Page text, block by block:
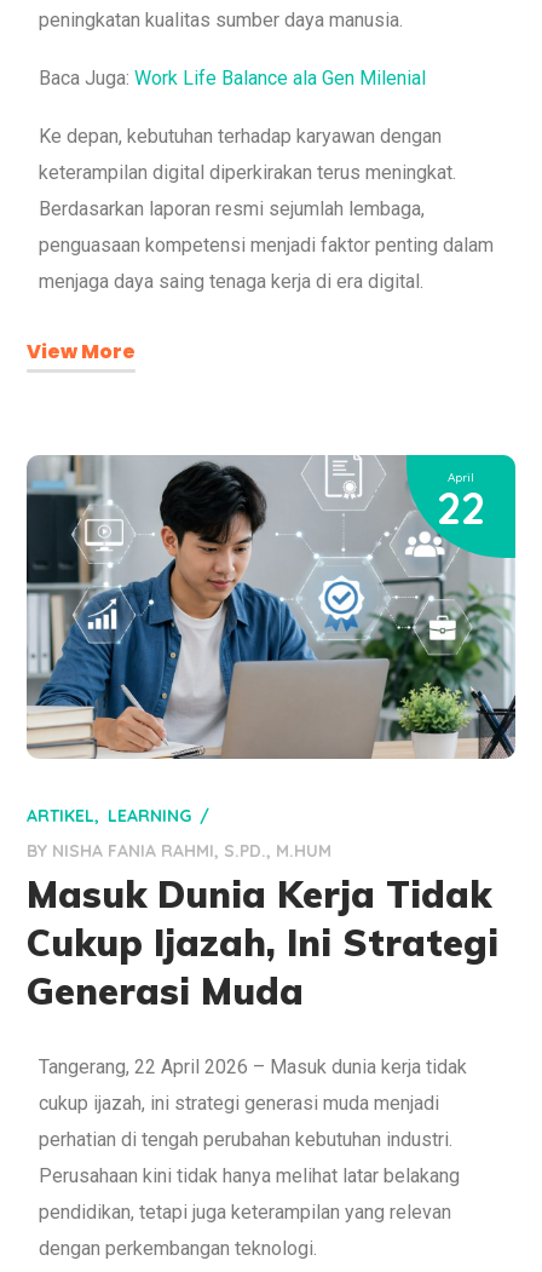
peningkatan kualitas sumber daya manusia.
Baca Juga:Work Life Balance ala Gen Milenial
Ke depan, kebutuhan terhadap karyawan dengan
keterampilan digital diperkirakan terus meningkat.
Berdasarkan laporan resmi sejumlah lembaga,
penguasaan kompetensi menjadi faktor penting dalam
menjaga daya saing tenaga kerja di era digital.
View More
April
22
ARTIKEL
LEARNING
BY NISHA FANIA RAHMI, S.PD., M.HUM
Masuk Dunia Kerja Tidak
Cukup Ijazah, Ini Strategi
Generasi Muda
Tangerang, 22 April 2026 – Masuk dunia kerja tidak
cukup ijazah, ini strategi generasi muda menjadi
perhatian di tengah perubahan kebutuhan industri.
Perusahaan kini tidak hanya melihat latar belakang
pendidikan, tetapi juga keterampilan yang relevan
dengan perkembangan teknologi.